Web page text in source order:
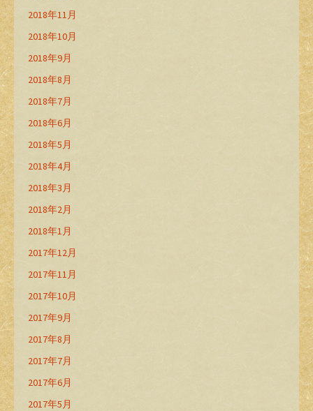
2018年11月
2018年10月
2018年9月
2018年8月
2018年7月
2018年6月
2018年5月
2018年4月
2018年3月
2018年2月
2018年1月
2017年12月
2017年11月
2017年10月
2017年9月
2017年8月
2017年7月
2017年6月
2017年5月